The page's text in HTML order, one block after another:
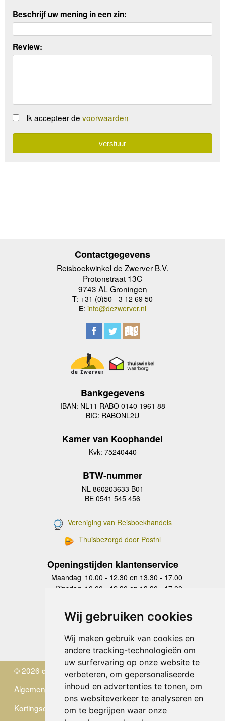
Wij gebruiken cookies
Wij maken gebruik van cookies en
andere tracking-technologieën om
uw surfervaring op onze website te
verbeteren, om gepersonaliseerde
inhoud en advertenties te tonen, om
ons websiteverkeer te analyseren en
om te begrijpen waar onze
Beschrijf uw mening in een zin:
Review:
Ik accepteer de voorwaarden
Contactgegevens
Reisboekwinkel de Zwerver B.V.
Protonstraat 13C
9743 AL Groningen
T: +31 (0)50 - 3 12 69 50
E: info@dezwerver.nl
Bankgegevens
IBAN: NL11 RABO 0140 1961 88
BIC: RABONL2U
Kamer van Koophandel
Kvk: 75240440
BTW-nummer
NL 860203633 B01
BE 0541 545 456
Vereniging van Reisboekhandels
Thuisbezorgd door Postnl
Openingstijden klantenservice
Maandag 10.00 - 12.30 en 13.30 - 17.00
Dinsdag 10.00 - 12.30 en 13.30 - 17.00
Donderdag
10.00 - 12.30 en 13.30 - 17.00
Vrijdag 10.00 - 12.30 en 13.30 - 17.00
Zaterdag
gesloten
Zondag gesloten
© 2026 de Zwerver
Algemene Voorwaarden
Kortingscode